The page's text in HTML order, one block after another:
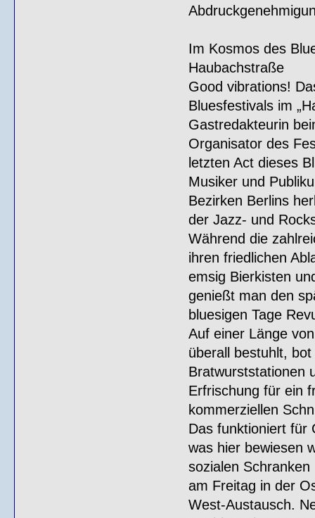
Im Kosmos des
Haubachstraße
Good vibrations!
Bluesfestivals im
Gastredakteurin
Organisator des
letzten Act dieses
Musiker und
Bezirken Berlins
der Jazz- und
Während die
ihren friedlichen
emsig Bierkisten
genießt man den
bluesigen Tage
Auf einer Länge
überall bestuhlt,
Bratwurststationen
Erfrischung für ein
kommerziellen
Das funktioniert für
was hier bewiesen
sozialen
am Freitag in der
West-Austausch.